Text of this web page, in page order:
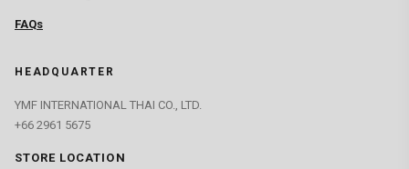
FAQs
HEADQUARTER
YMF INTERNATIONAL THAI CO., LTD.
+66 2961 5675
STORE LOCATION